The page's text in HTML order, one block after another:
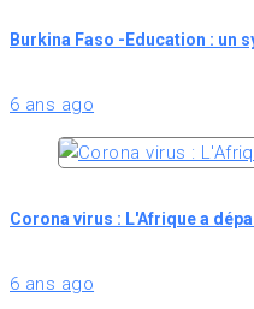
Burkina Faso -Education : un
6 ans ago
Corona virus : L'Afrique a
6 ans ago